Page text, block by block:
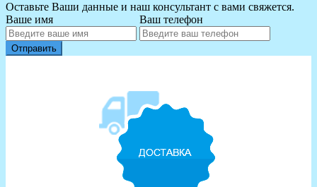
Оставьте Ваши данные и наш консультант с вами свяжется.
Ваше имя
Ваш телефон
Отправить